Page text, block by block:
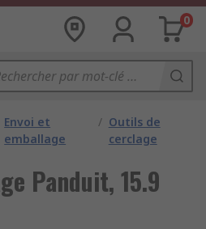
0
Envoi et
emballage
/ Outils de
cerclage
Panduit, 15.9